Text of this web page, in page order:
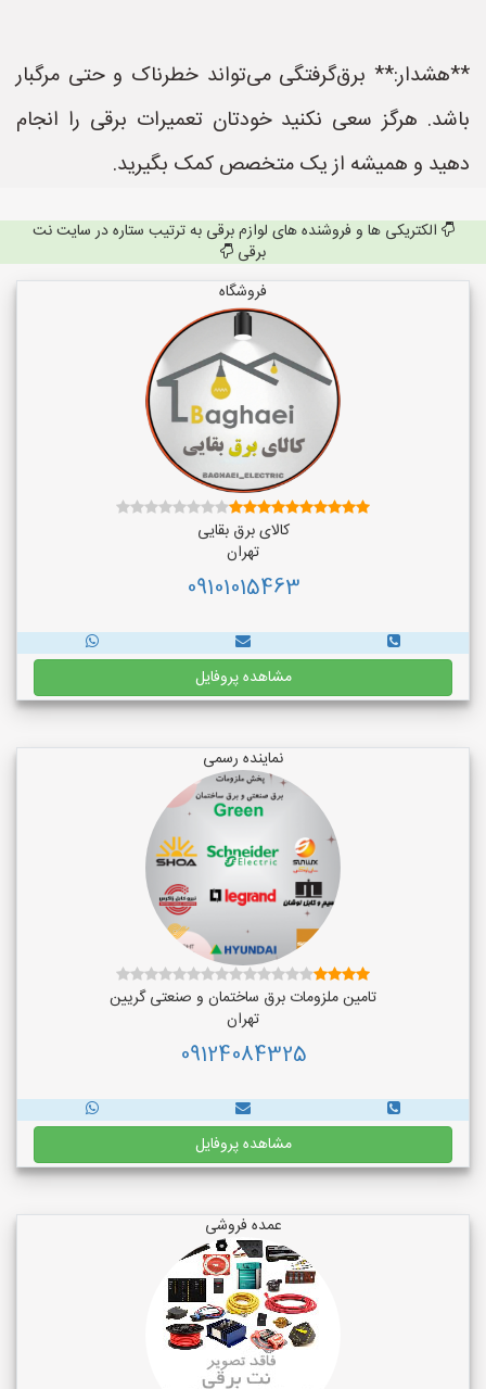
**هشدار:** برق‌گرفتگی می‌تواند خطرناک و حتی مرگبار
باشد. هرگز سعی نکنید خودتان تعمیرات برقی را انجام
دهید و همیشه از یک متخصص کمک بگیرید.
الکتریکی ها و فروشنده های لوازم برقی به ترتیب ستاره در سایت نت
برقی
فروشگاه
کالای برق بقایی
تهران
09101015463
مشاهده پروفایل
نماینده رسمی
تامین ملزومات برق ساختمان و صنعتی گریین
تهران
09124084325
مشاهده پروفایل
عمده فروشی